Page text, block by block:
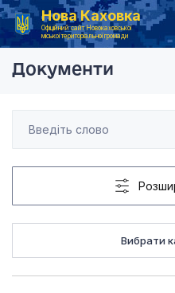
Нова Каховка
Офіційний сайт Новокаховської
міської територіальної громади
Головна
Документи
Вибрати